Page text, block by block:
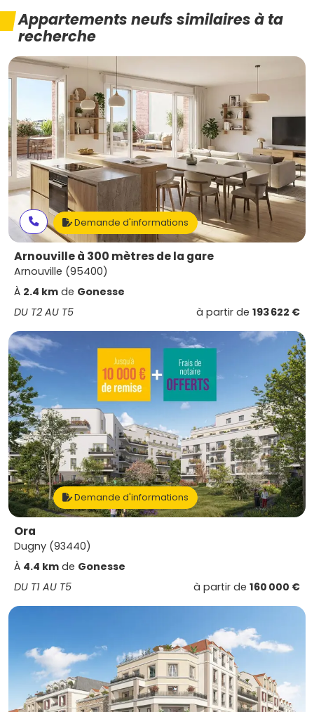
Appartements neufs similaires à ta
recherche
Demande d'informations
Arnouville à 300 mètres de la gare
Arnouville (95400)
À 2.4 km de Gonesse
DU T2 AU T5
à partir de 193 622 €
Demande d'informations
Ora
Dugny (93440)
À 4.4 km de Gonesse
DU T1 AU T5
à partir de 160 000 €